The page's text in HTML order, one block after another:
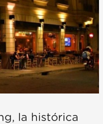
la histórica